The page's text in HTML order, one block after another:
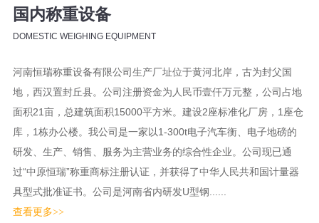
国内称重设备
DOMESTIC WEIGHING EQUIPMENT
河南恒瑞称重设备有限公司生产厂址位于黄河北岸，古为封父国
地，西汉置封丘县。公司注册资金为人民币壹仟万元整，公司占地
面积21亩，总建筑面积15000平方米。建设2座标准化厂房，1座仓
库，1栋办公楼。我公司是一家以1-300t电子汽车衡、电子地磅的
研发、生产、销售、服务为主营业务的综合性企业。公司现已通
过“中原恒瑞”称重商标注册认证，并获得了中华人民共和国计量器
具型式批准证书。公司是河南省内研发U型钢......
查看更多>>